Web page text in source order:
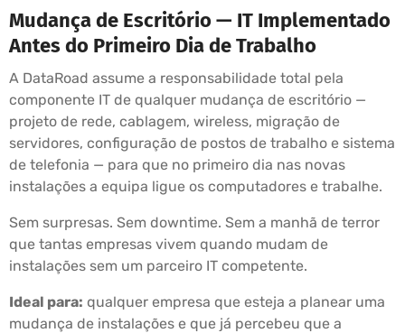
Mudança de Escritório — IT Implementado
Antes do Primeiro Dia de Trabalho
A DataRoad assume a responsabilidade total pela
componente IT de qualquer mudança de escritório —
projeto de rede, cablagem, wireless, migração de
servidores, configuração de postos de trabalho e sistema
de telefonia — para que no primeiro dia nas novas
instalações a equipa ligue os computadores e trabalhe.
Sem surpresas. Sem downtime. Sem a manhã de terror
que tantas empresas vivem quando mudam de
instalações sem um parceiro IT competente.
Ideal para: qualquer empresa que esteja a planear uma
mudança de instalações e que já percebeu que a